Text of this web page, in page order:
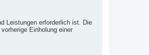
Leistungen erforderlich ist. Die
Einholung einer